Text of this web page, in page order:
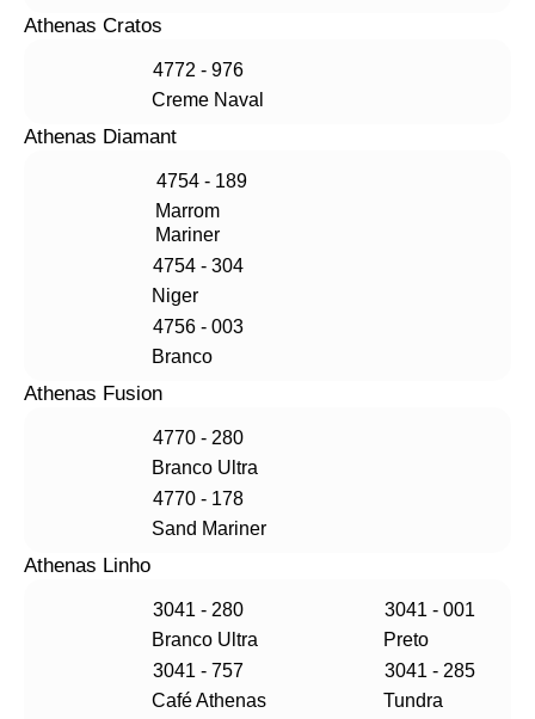
Athenas Cratos
4772 - 976
Creme Naval
Athenas Diamant
4754 - 189
Marrom
Mariner
4754 - 304
Niger
4756 - 003
Branco
Athenas Fusion
4770 - 280
Branco Ultra
4770 - 178
Sand Mariner
Athenas Linho
3041 - 280
Branco Ultra
3041 - 757
Café Athenas
3041 - 001
Preto
3041 - 285
Tundra